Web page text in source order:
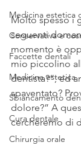
Medicina estetica
Conservativa e
Faccette dentali
Medicina estetica
Sbiancamento
Cura dentale
Chirurgia orale
Molto spesso i
seguenti
momento è
mio piccolino
dentista?”; ed
spaventato?
dolore?” A
cercheremo di